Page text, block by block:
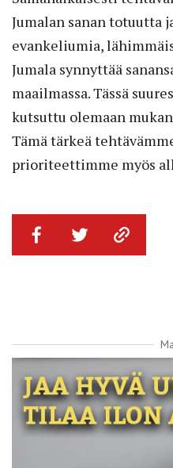
Jumalan sanan totuutta
evankeliumia,
Jumala synnyttää
maailmassa. Tässä
kutsuttu olemaan
Tämä tärkeä
prioriteettimme myös